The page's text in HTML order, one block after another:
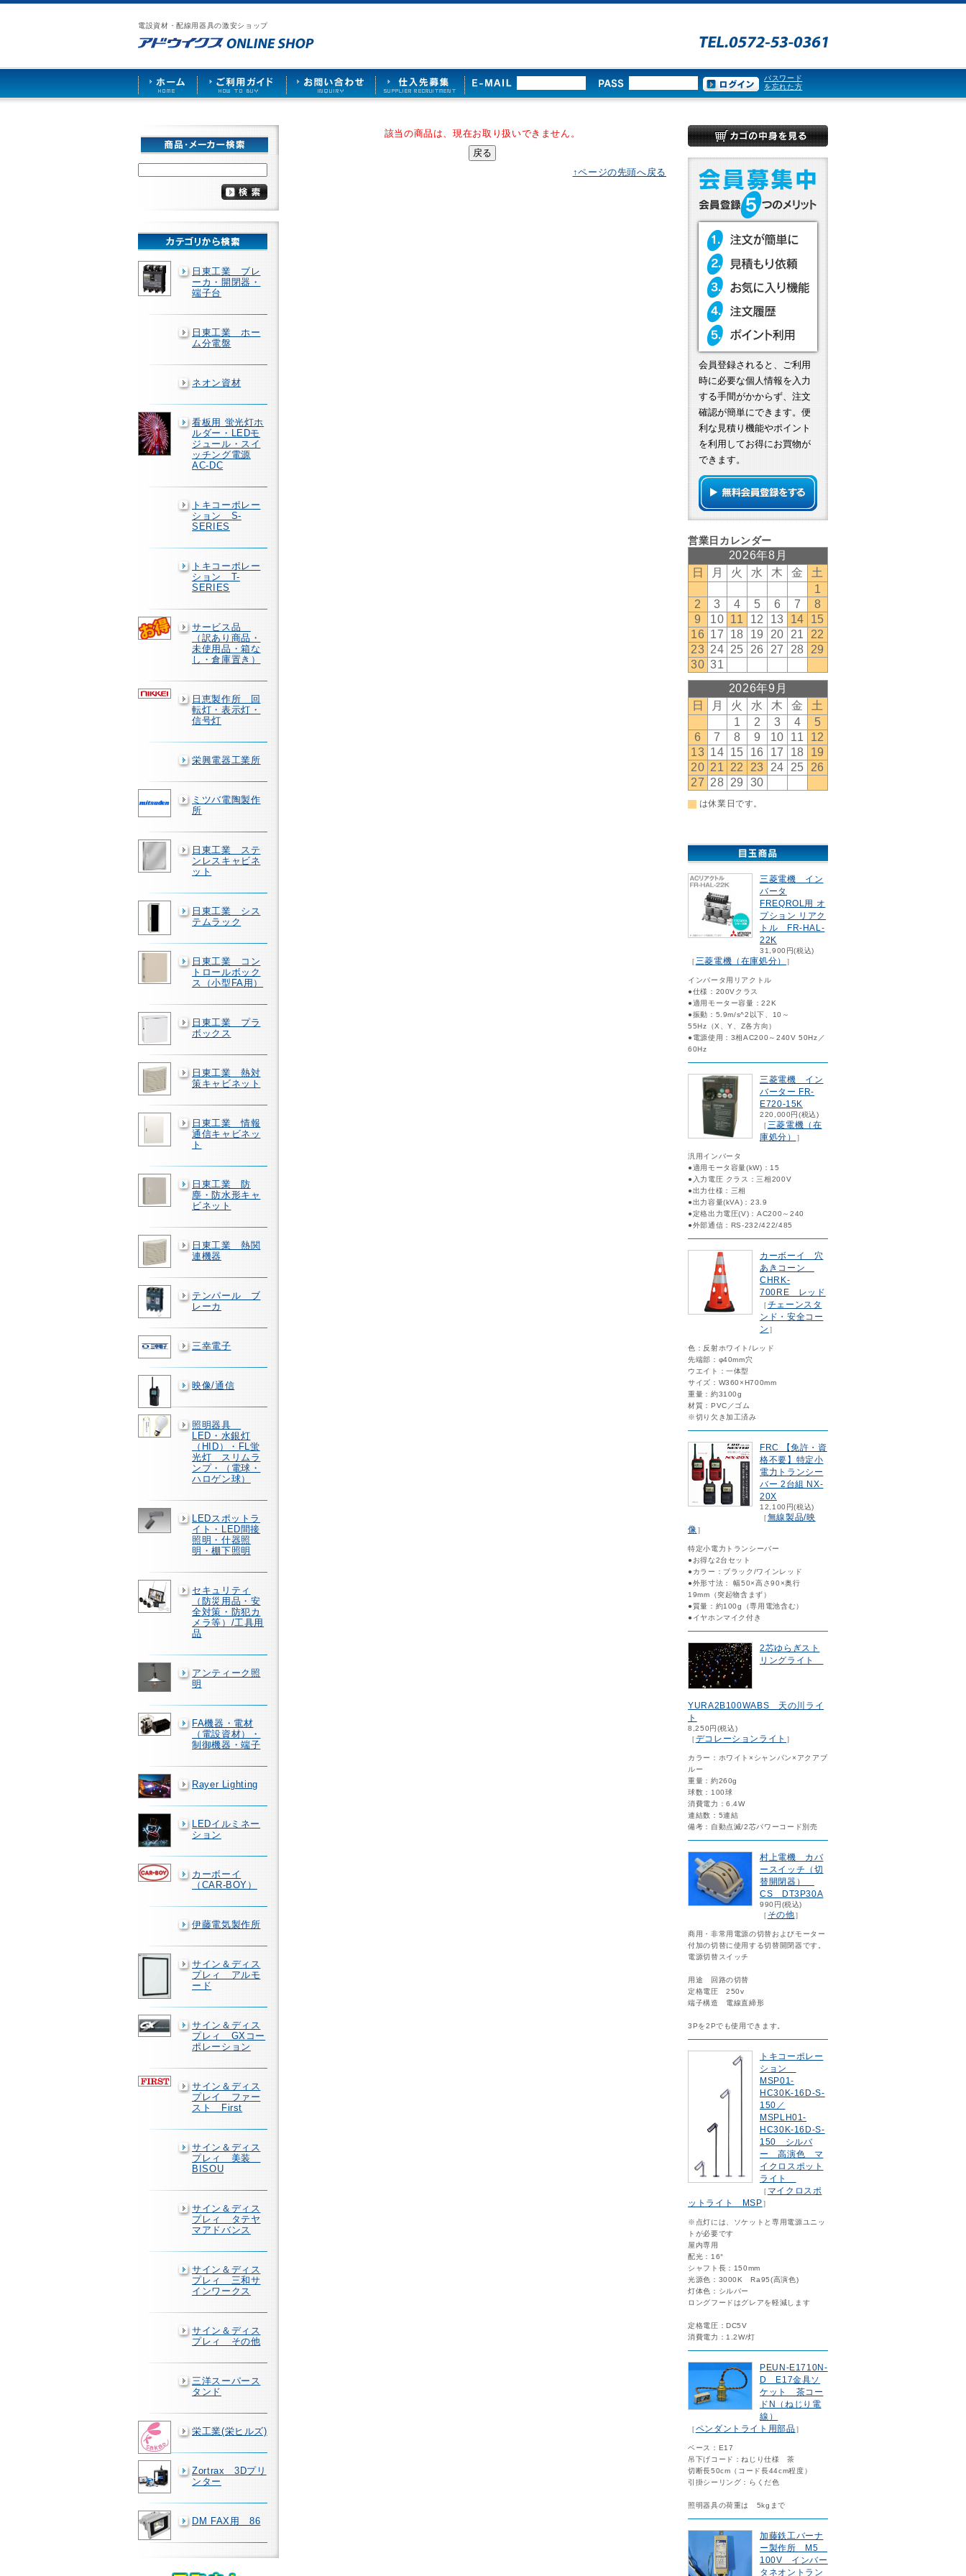
電設資材・配線用器具の激安ショップ
漏
カ
照
ア
ス
ご
ド
お
せ
仕
パスワード
を忘れた方
日東工業 ブレ
ーカ・開閉器・
端子台
日東工業 ホー
ム分電盤
ネオン資材
看板用 蛍光灯ホ
ルダー・LEDモ
ジュール・スイ
ッチング電源
AC-DC
トキコーポレー
ション S-
SERIES
トキコーポレー
ション T-
SERIES
サービス品
（訳あり商品・
未使用品・箱な
し・倉庫置き）
日恵製作所 回
転灯・表示灯・
信号灯
栄興電器工業所
ミツバ電陶製作
所
日東工業 ステ
ンレスキャビネ
ット
日東工業 シス
テムラック
日東工業 コン
トロールボック
ス（小型FA用）
日東工業 プラ
ボックス
日東工業 熱対
策キャビネット
日東工業 情報
通信キャビネッ
ト
日東工業 防
塵・防水形キャ
ビネット
日東工業 熱関
連機器
テンパール ブ
レーカ
三幸電子
映像/通信
照明器具
LED・水銀灯
（HID）・FL蛍
光灯 スリムラ
ンプ・（電球・
ハロゲン球）
LEDスポットラ
イト・LED間接
照明・什器照
明・棚下照明
セキュリティ
（防災用品・安
全対策・防犯カ
メラ等）/工具用
品
アンティーク照
明
FA機器・電材
（電設資材）・
制御機器・端子
Rayer Lighting
LEDイルミネー
ション
カーボーイ
（CAR-BOY）
伊藤電気製作所
サイン＆ディス
プレィ アルモ
ード
サイン＆ディス
プレィ GXコー
ポレーション
サイン＆ディス
プレイ ファー
スト First
サイン＆ディス
プレィ 美装
BISOU
サイン＆ディス
プレィ タテヤ
マアドバンス
サイン＆ディス
プレィ 三和サ
インワークス
サイン＆ディス
プレィ その他
三洋スーパース
タンド
栄工業(栄ヒルズ)
Zortrax 3Dプリ
ンター
DM FAX用 86
該当の商品は、現在お取り扱いできません。
↑ページの先頭へ戻る
会員登録されると、ご利用
時に必要な個人情報を入力
する手間がかからず、注文
確認が簡単にできます。便
利な見積り機能やポイント
を利用してお得にお買物が
できます。
三菱電機 イン
バータ
FREQROL用 オ
プション リアク
トル FR-HAL-
22K
31,900円(税込)
［三菱電機（在庫処分） ］
インバータ用リアクトル
●仕様：200Vクラス
●適用モーター容量：22K
●振動：5.9m/s^2以下、10～
55Hz（X、Y、Z各方向）
●電源使用：3相AC200～240V 50Hz／
60Hz
三菱電機 イン
バーター FR-
E720-15K
220,000円(税込)
［三菱電機（在
庫処分）
］
汎用インバータ
●適用モータ容量(kW)：15
●入力電圧 クラス：三相200V
●出力仕様：三相
●出力容量(kVA)：23.9
●定格出力電圧(V)：AC200～240
●外部通信：RS-232/422/485
カーボーイ 穴
あきコーン
CHRK-
700RE レッド
［チェーンスタ
ンド・安全コー
ン ］
色：反射ホワイト/レッド
先端部：φ40mm穴
ウエイト：一体型
サイズ：W360×H700mm
重量：約3100g
材質：PVC／ゴム
※切り欠き加工済み
FRC 【免許・資
格不要】特定小
電力トランシー
バー 2台組 NX-
20X
12,100円(税込)
［無線製品/映
像］
特定小電力トランシーバー
●お得な2台セット
●カラー：ブラック/ワインレッド
●外形寸法： 幅50×高さ90×奥行
19mm（突起物含まず）
●質量：約100g（専用電池含む）
●イヤホンマイク付き
2芯ゆらぎスト
リングライト
YURA2B100WABS 天の川ライ
ト
8,250円(税込)
［デコレーションライト ］
カラー：ホワイト×シャンパン×アクアブ
ルー
重量：約260g
球数：100球
消費電力：6.4W
連結数：5連結
備考：自動点滅/2芯パワーコード別売
村上電機 カバ
ースイッチ（切
替開閉器）
CS DT3P30A
990円(税込)
［ その他］
商用・非常用電源の切替およびモーター
付加の切替に使用する切替開閉器です。
電源切替スイッチ
用途 回路の切替
定格電圧 250v
端子構造 電線直締形
3Pを2Pでも使用できます。
トキコーポレー
ション
MSP01-
HC30K-16D-S-
150／
MSPLH01-
HC30K-16D-S-
150 シルバ
ー 高演色 マ
イクロスポット
ライト
［ マイクロスポ
ットライト MSP］
※点灯には、ソケットと専用電源ユニッ
トが必要です
屋内専用
配光：16°
シャフト長：150mm
光源色：3000K Ra95(高演色)
灯体色：シルバー
ロングフードはグレアを軽減します
定格電圧：DC5V
消費電力：1.2W/灯
PEUN-E1710N-
D E17金具ソ
ケット 茶コー
ドN（ねじり電
線）
［ペンダントライト用部品］
ベース：E17
吊下げコード：ねじり仕様 茶
切断長50cm（コード長44cm程度）
引掛シーリング：らくだ色
照明器具の荷重は 5kgまで
加藤鉄工バーナ
ー製作所 M5
100V インバー
タネオントラン